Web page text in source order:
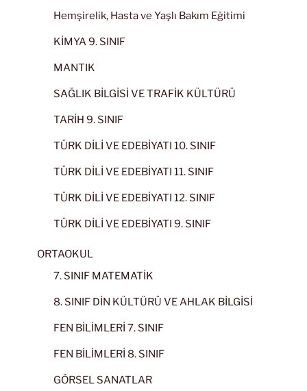
Hemşirelik, Hasta ve Yaşlı Bakım Eğitimi
KİMYA 9. SINIF
MANTIK
SAĞLIK BİLGİSİ VE TRAFİK KÜLTÜRÜ
TARİH 9. SINIF
TÜRK DİLİ VE EDEBİYATI 10. SINIF
TÜRK DİLİ VE EDEBİYATI 11. SINIF
TÜRK DİLİ VE EDEBİYATI 12. SINIF
TÜRK DİLİ VE EDEBİYATI 9. SINIF
ORTAOKUL
7. SINIF MATEMATİK
8. SINIF DİN KÜLTÜRÜ VE AHLAK BİLGİSİ
FEN BİLİMLERİ 7. SINIF
FEN BİLİMLERİ 8. SINIF
GÖRSEL SANATLAR